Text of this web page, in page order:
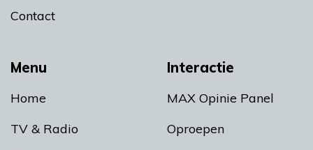
Menu
Home
TV & Radio
Interactie
MAX Opinie Panel
Oproepen
Contact